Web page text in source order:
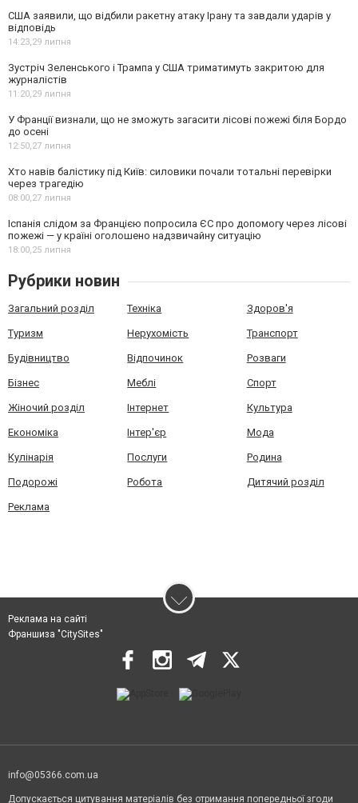
США заявили, що відбили ракетну атаку Ірану та завдали ударів у
відповідь
14:23,29 липня
Зустріч Зеленського і Трампа у США триматимуть закритою для
журналістів
11:20,29 липня
У Франції визнали, що не зможуть загасити лісові пожежі біля Бордо
до осені
12:50,27 липня
Хто навів балістику під Київ: силовики почали тотальні перевірки
через трагедію
08:00,27 липня
Іспанія слідом за Францією попросила ЄС про допомогу через лісові
пожежі — у країні оголошено надзвичайну ситуацію
18:00,25 липня
Рубрики новин
Загальний розділ Техніка Здоров'я
Туризм Нерухомість Транспорт
Будівництво Відпочинок Розваги
Бізнес Меблі Спорт
Жіночий розділ Інтернет Культура
Економіка Інтер'єр Мода
Кулінарія Послуги Родина
Подорожі Робота Дитячий розділ
Реклама
Реклама на сайті
Франшиза "CitySites"
info@05366.com.ua
Допускається цитування матеріалів без отримання попередньої згоди